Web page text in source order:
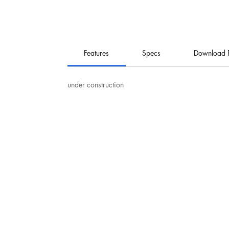
Features Specs Download
under construction